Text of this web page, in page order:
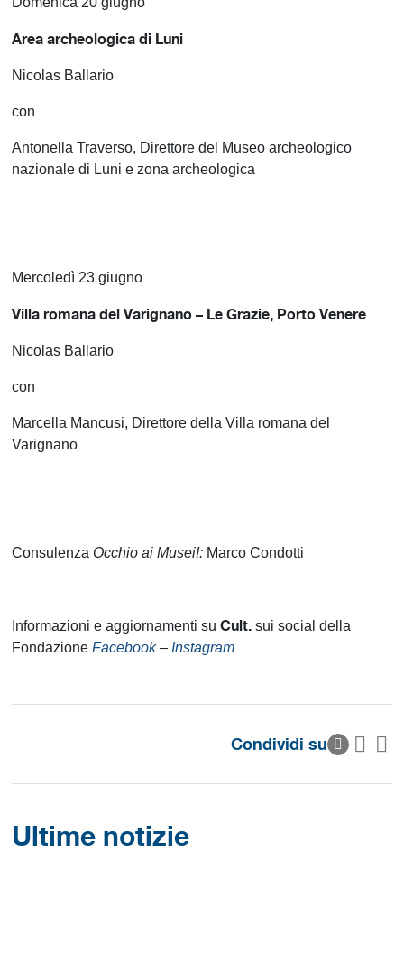
Area archeologica di Luni
Nicolas Ballario
con
Antonella Traverso, Direttore del Museo archeologico
nazionale di Luni e zona archeologica
Mercoledì 23 giugno
Villa romana del Varignano – Le Grazie, Porto Venere
Nicolas Ballario
con
Marcella Mancusi, Direttore della Villa romana del
Varignano
Consulenza Occhio ai Musei!: Marco Condotti
Informazioni e aggiornamenti suCult. sui social della
FondazioneFacebook–Instagram
Condividi su
Ultime notizie